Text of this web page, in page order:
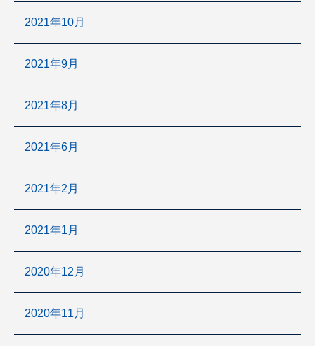
2021年10月
2021年9月
2021年8月
2021年6月
2021年2月
2021年1月
2020年12月
2020年11月